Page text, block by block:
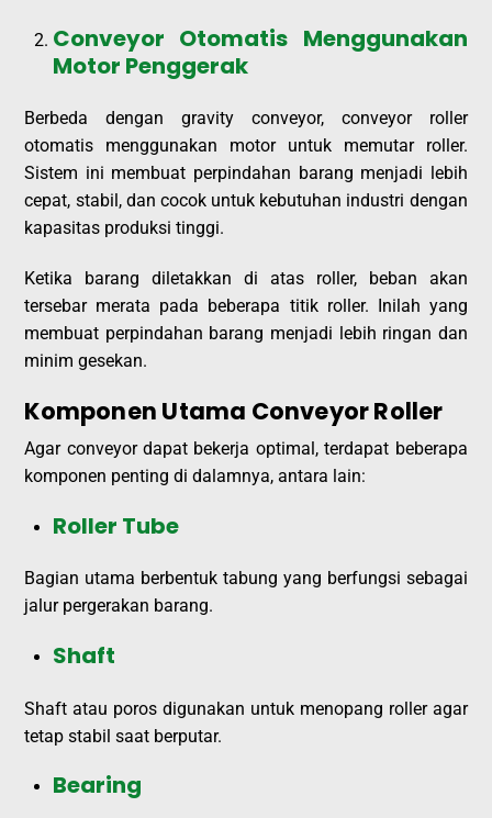
Conveyor Otomatis Menggunakan
Motor Penggerak
Berbeda dengan gravity conveyor, conveyor roller
otomatis menggunakan motor untuk memutar roller.
Sistem ini membuat perpindahan barang menjadi lebih
cepat, stabil, dan cocok untuk kebutuhan industri dengan
kapasitas produksi tinggi.
Ketika barang diletakkan di atas roller, beban akan
tersebar merata pada beberapa titik roller. Inilah yang
membuat perpindahan barang menjadi lebih ringan dan
minim gesekan.
Komponen Utama Conveyor Roller
Agar conveyor dapat bekerja optimal, terdapat beberapa
komponen penting di dalamnya, antara lain:
Roller Tube
Bagian utama berbentuk tabung yang berfungsi sebagai
jalur pergerakan barang.
Shaft
Shaft atau poros digunakan untuk menopang roller agar
tetap stabil saat berputar.
Bearing